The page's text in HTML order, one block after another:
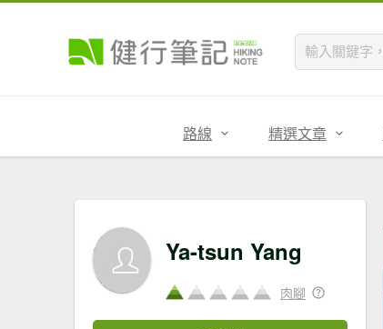
路線 精選文章
Ya-tsun Yang
肉腳